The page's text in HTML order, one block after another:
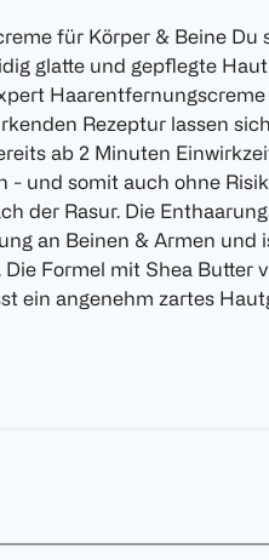
für Körper & Beine Du
glatte und gepflegte
Rezeptur lassen
ab 2 Minuten
- und somit auch ohne
der Rasur. Die
an Beinen & Armen und
Formel mit Shea Butter
ein angenehm zartes